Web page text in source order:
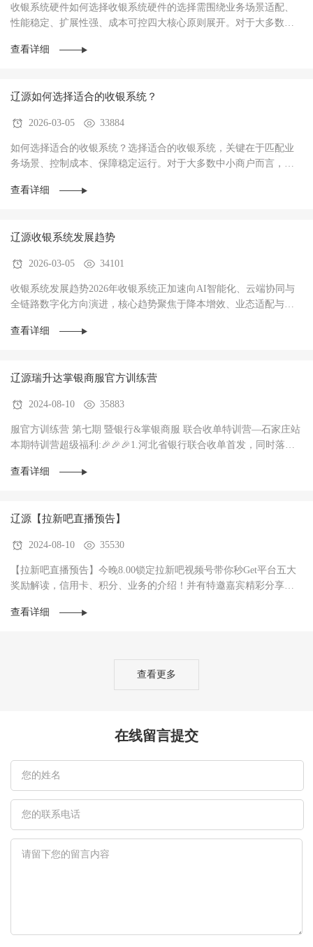
收银系统硬件如何选择收银系统硬件的选择需围绕‌业务场景适配、
性能稳定、扩展性强、成本可控‌四大核心原则展开。对于大多数商
查看详细
辽源如何选择适合的收银系统？
2026-03-05 33884
如何选择适合的收银系统？选择适合的收银系统，关键在于‌匹配业
务场景、控制成本、保障稳定运行‌。对于大多数中小商户而言，优
查看详细
辽源收银系统发展趋势
2026-03-05 34101
收银系统发展趋势2026年收银系统正加速向AI智能化、云端协同与
全链路数字化方向演进，核心趋势聚焦于‌降本增效、业态适配与数
查看详细
辽源瑞升达掌银商服官方训练营
2024-08-10 35883
服官方训练营 第七期 暨银行&掌银商服 联合收单特训营—石家庄站
本期特训营超级福利:🎉🎉🎉1.河北省银行联合收单首发，同时落地3
查看详细
辽源【拉新吧直播预告】
2024-08-10 35530
【拉新吧直播预告】今晚8.00锁定拉新吧视频号带你秒Get平台五大
奖励解读，信用卡、积分、业务的介绍！并有特邀嘉宾精彩分享！
查看详细
查看更多
在线留言提交